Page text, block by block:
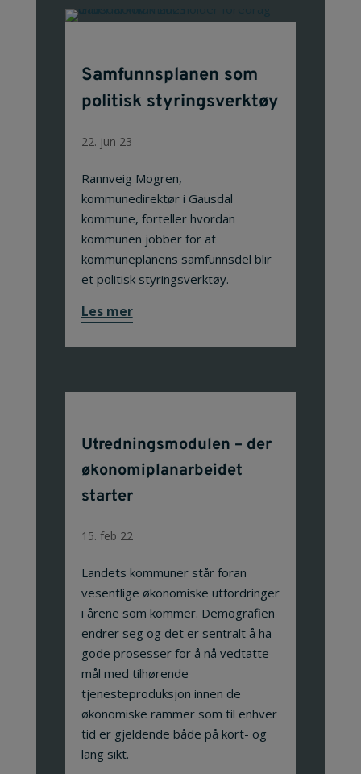
Samfunnsplanen som
politisk styringsverktøy
22. jun 23
Rannveig Mogren,
kommunedirektør i Gausdal
kommune, forteller hvordan
kommunen jobber for at
kommuneplanens samfunnsdel blir
et politisk styringsverktøy.
Les mer
Utredningsmodulen – der
økonomiplanarbeidet
starter
15. feb 22
Landets kommuner står foran
vesentlige økonomiske utfordringer
i årene som kommer. Demografien
endrer seg og det er sentralt å ha
gode prosesser for å nå vedtatte
mål med tilhørende
tjenesteproduksjon innen de
økonomiske rammer som til enhver
tid er gjeldende både på kort- og
lang sikt.